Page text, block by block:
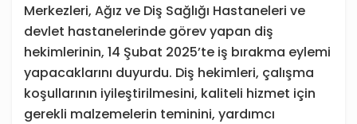
Merkezleri, Ağız ve Diş Sağlığı Hastaneleri ve
devlet hastanelerinde görev yapan diş
hekimlerinin, 14 Şubat 2025’te iş bırakma eylemi
yapacaklarını duyurdu. Diş hekimleri, çalışma
koşullarının iyileştirilmesini, kaliteli hizmet için
gerekli malzemelerin teminini, yardımcı